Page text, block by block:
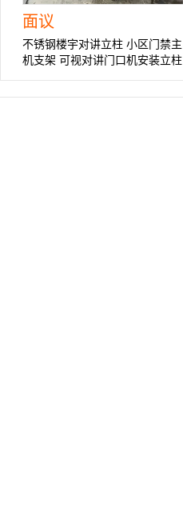
面议
不锈钢楼宇对讲立柱 小区门禁主
机支架 可视对讲门口机安装立柱